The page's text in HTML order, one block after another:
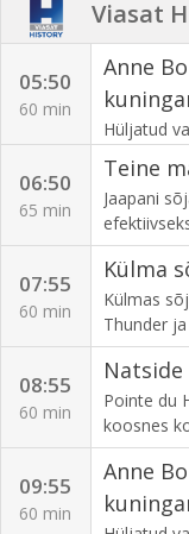
Viasat
05:50
60 min
Anne
Hüljatud
Elizabeth
ema Anne
06:50
65 min
Teine
Jaapani
vältimatu
USA
07:55
60 min
Külma
Külmas
Thunder
moraali,
juhtis
08:55
60 min
Natside
Pointe du
koosnes
09:55
60 min
Anne